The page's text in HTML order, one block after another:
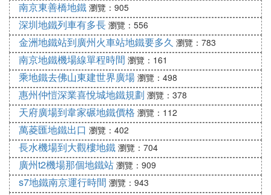
於2011年4月開工建設的南京地鐵4號線是又一條東
西客流主幹道，貫穿主城、仙林新市區和江北新市
區，全長43.1公里。一期工程（中保至金馬路區間）
於2011年12月開建，預計2015通車。
⑽ 南京地鐵4號線何時開工
四號線說是青奧會之前通車.但是有傳聞說只是南京
市區以內中保村之前的站通車,並不包括浦口.也就是
說,四號線的老城區部分在青奧會之前通車.江北部分
不清楚,但是過江隧道會通過來的.
南京東善橋地鐵 瀏覽：905
深圳地鐵列車有多長 瀏覽：556
金洲地鐵站到廣州火車站地鐵要多久 瀏覽：783
南京地鐵機場線單程時間 瀏覽：161
乘地鐵去佛山東建世界廣場 瀏覽：498
惠州仲愷深業喜悅城地鐵規劃 瀏覽：378
天府廣場到韋家碾地鐵價格 瀏覽：112
萬菱匯地鐵出口 瀏覽：402
長水機場到大觀樓地鐵 瀏覽：704
廣州t2機場那個地鐵站 瀏覽：909
s7地鐵南京運行時間 瀏覽：943